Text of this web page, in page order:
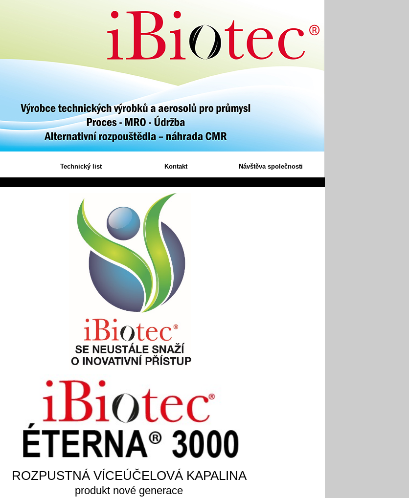
Technický list Kontakt Návštěva společnosti
ROZPUSTNÁ VÍCEÚČELOVÁ KAPALINA
produkt nové generace